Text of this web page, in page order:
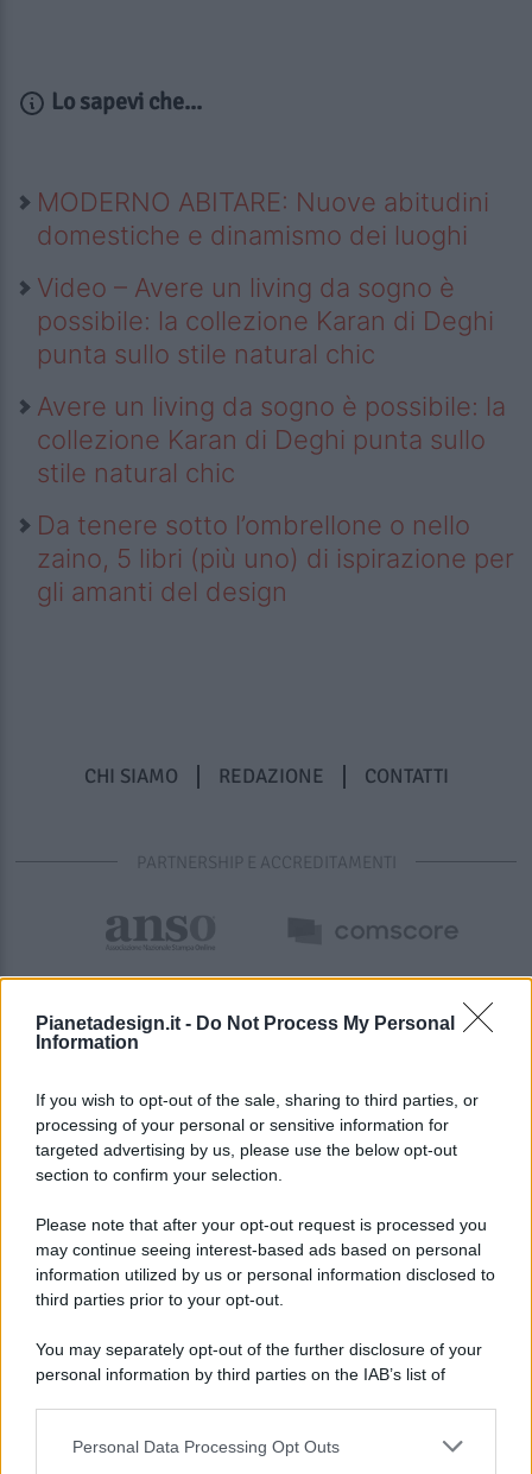
Pianetadesign.it - Do Not Process My Personal
Information
If you wish to opt-out of the sale, sharing to third parties, or
processing of your personal or sensitive information for
targeted advertising by us, please use the below opt-out
section to confirm your selection.
Please note that after your opt-out request is processed you
may continue seeing interest-based ads based on personal
information utilized by us or personal information disclosed to
third parties prior to your opt-out.
You may separately opt-out of the further disclosure of your
personal information by third parties on the IAB’s list of
This information may also be disclosed by us to third parties
Personal Data Processing Opt Outs
Lo sapevi che...
MODERNO ABITARE: Nuove abitudini
domestiche e dinamismo dei luoghi
Video – Avere un living da sogno è
possibile: la collezione Karan di Deghi
punta sullo stile natural chic
Avere un living da sogno è possibile: la
collezione Karan di Deghi punta sullo
stile natural chic
Da tenere sotto l’ombrellone o nello
zaino, 5 libri (più uno) di ispirazione per
gli amanti del design
CHI SIAMO REDAZIONE CONTATTI
PARTNERSHIP E ACCREDITAMENTI
© 2026 - Pianeta Design - P.IVA 04827280654 - Testata
Registrata Al Tribunale Di Nocera Inferiore N. 8/2020 - RG N.
ISCRIZIONE AL ROC N. 35792 – ISCRITTA ALL’ANSO
(ASSOCIAZIONE NAZIONALE STAMPA ONLINE)
PREFERENZE PRIVACY